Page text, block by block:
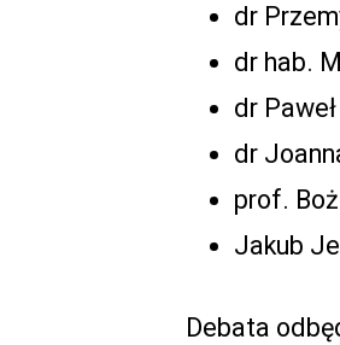
dr
dr hab.
dr
dr
prof.
Jakub
Debata